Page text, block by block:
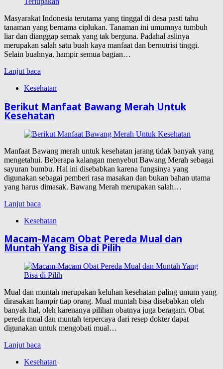
Masyarakat Indonesia terutama yang tinggal di desa pasti tahu
tanaman yang bernama ciplukan. Tanaman ini umumnya tumbuh
liar dan dianggap semak yang tak berguna. Padahal aslinya
merupakan salah satu buah kaya manfaat dan bernutrisi tinggi.
Selain buahnya, hampir semua bagian…
Lanjut baca
Kesehatan
Berikut Manfaat Bawang Merah Untuk
Kesehatan
Manfaat Bawang merah untuk kesehatan jarang tidak banyak yang
mengetahui. Beberapa kalangan menyebut Bawang Merah sebagai
sayuran bumbu. Hal ini disebabkan karena fungsinya yang
digunakan sebagai pemberi rasa masakan dan bukan bahan utama
yang harus dimasak. Bawang Merah merupakan salah…
Lanjut baca
Kesehatan
Macam-Macam Obat Pereda Mual dan
Muntah Yang Bisa di Pilih
Mual dan muntah merupakan keluhan kesehatan paling umum yang
dirasakan hampir tiap orang. Mual muntah bisa disebabkan oleh
banyak hal, oleh karenanya pilihan obatnya juga beragam. Obat
pereda mual dan muntah terpercaya dari resep dokter dapat
digunakan untuk mengobati mual…
Lanjut baca
Kesehatan